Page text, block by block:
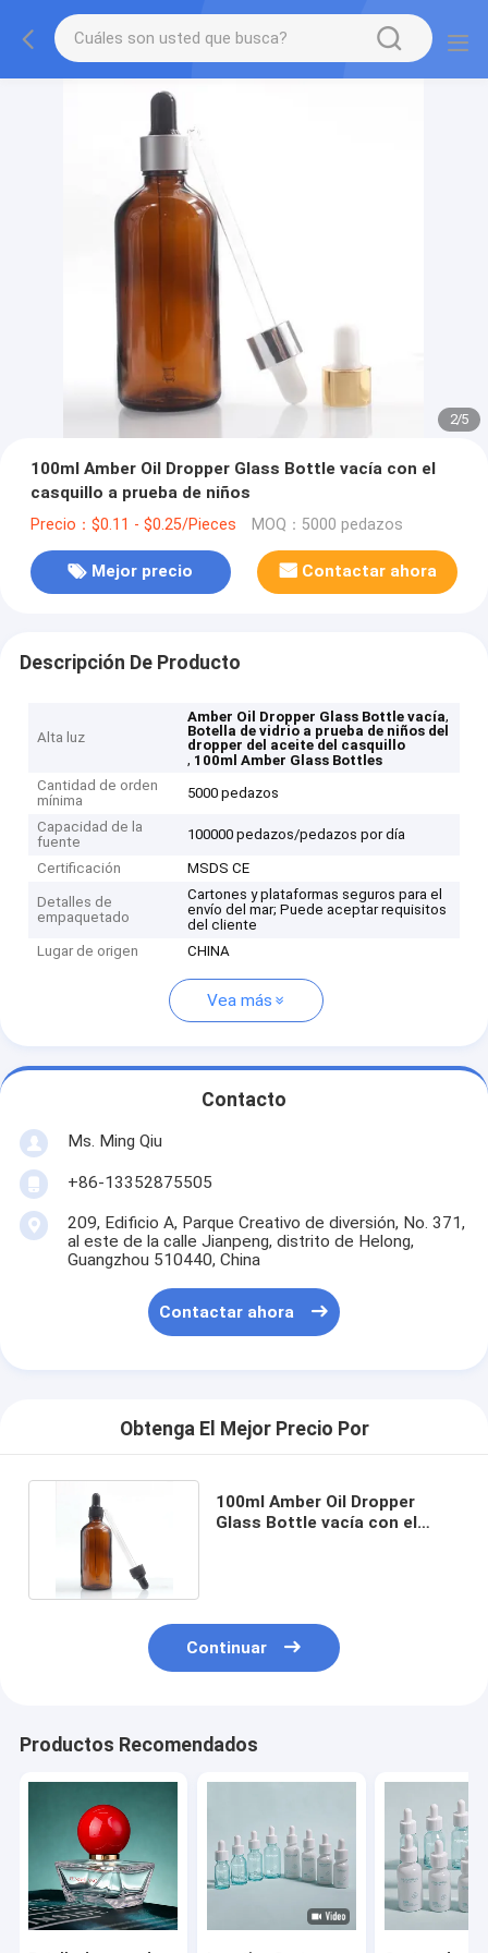
2/5
100ml Amber Oil Dropper Glass Bottle vacía con el
casquillo a prueba de niños
Precio：$0.11 - $0.25/Pieces MOQ：5000 pedazos
Mejor precio Contactar ahora
Descripción De Producto
Alta luz
Amber Oil Dropper Glass Bottle vacía,
Botella de vidrio a prueba de niños del
dropper del aceite del casquillo
, 100ml Amber Glass Bottles
Cantidad de orden
mínima
5000 pedazos
Capacidad de la
fuente
100000 pedazos/pedazos por día
Certificación MSDS CE
Detalles de
empaquetado
Cartones y plataformas seguros para el
envío del mar; Puede aceptar requisitos
del cliente
Lugar de origen
CHINA
Vea más
Contacto
Ms. Ming Qiu
+86-13352875505
209, Edificio A, Parque Creativo de diversión, No. 371,
al este de la calle Jianpeng, distrito de Helong,
Guangzhou 510440, China
Contactar ahora
Obtenga El Mejor Precio Por
100ml Amber Oil Dropper
Glass Bottle vacía con el
Continuar
Productos Recomendados